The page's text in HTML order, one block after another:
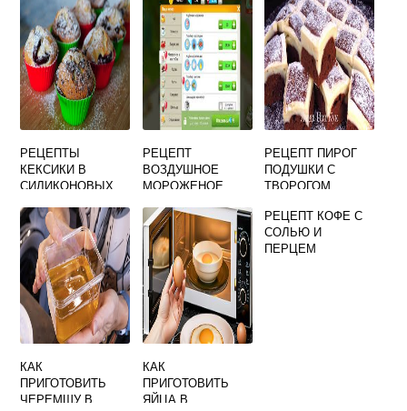
РЕЦЕПТЫ
КЕКСИКИ В
СИЛИКОНОВЫХ
РЕЦЕПТ
ВОЗДУШНОЕ
МОРОЖЕНОЕ
РЕЦЕПТ ПИРОГ
ПОДУШКИ С
ТВОРОГОМ
КАК
ПРИГОТОВИТЬ
ЧЕРЕМШУ В
КАК
ПРИГОТОВИТЬ
ЯЙЦА В
РЕЦЕПТ КОФЕ С
СОЛЬЮ И
ПЕРЦЕМ